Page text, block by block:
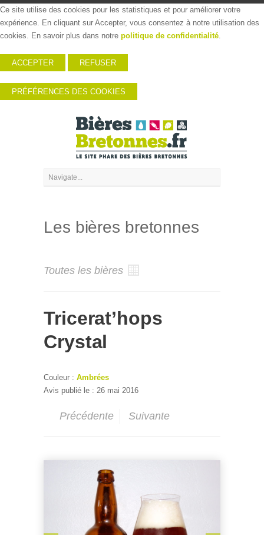
Ce site utilise des cookies pour les statistiques et pour améliorer votre
expérience. En cliquant sur Accepter, vous consentez à notre utilisation des
cookies. En savoir plus dans notre politique de confidentialité.
ACCEPTER REFUSER
PRÉFÉRENCES DES COOKIES
Les bières bretonnes
Toutes les bières
Tricerat’hops
Crystal
Couleur : Ambrées
Avis publié le : 26 mai 2016
Précédente Suivante